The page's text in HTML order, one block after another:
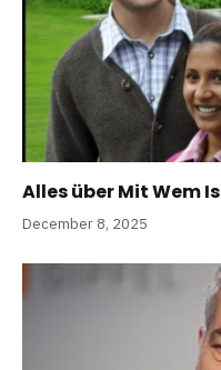
Alles über Mit Wem
December 8, 2025